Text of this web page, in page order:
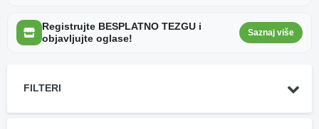
Registrujte BESPLATNO TEZGU i
objavljujte oglase!
Saznaj više
FILTERI